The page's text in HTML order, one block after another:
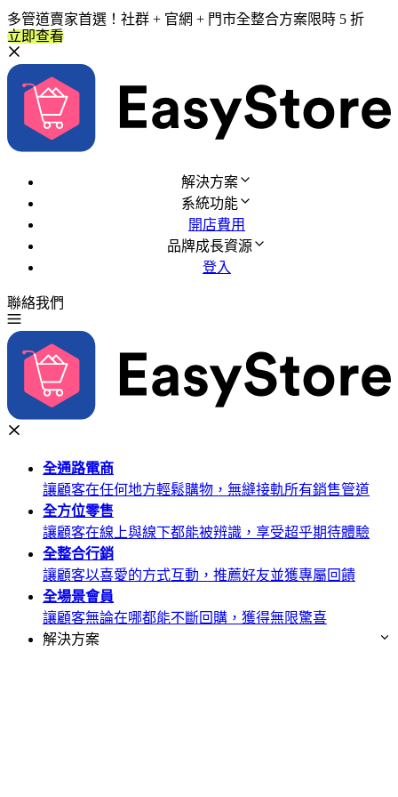
多管道賣家首選！社群 + 官網 + 門市全整合方案限時 5 折
立即查看
解決方案
系統功能
開店費用
品牌成長資源
登入
聯絡我們
全通路電商
讓顧客在任何地方輕鬆購物，無縫接軌所有銷售管道
全方位零售
讓顧客在線上與線下都能被辨識，享受超乎期待體驗
全整合行銷
讓顧客以喜愛的方式互動，推薦好友並獲專屬回饋
全場景會員
讓顧客無論在哪都能不斷回購，獲得無限驚喜
解決方案